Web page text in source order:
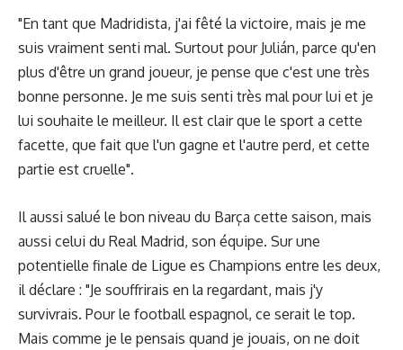
"En tant que Madridista, j'ai fêté la victoire, mais je me
suis vraiment senti mal. Surtout pour Julián, parce qu'en
plus d'être un grand joueur, je pense que c'est une très
bonne personne. Je me suis senti très mal pour lui et je
lui souhaite le meilleur. Il est clair que le sport a cette
facette, que fait que l'un gagne et l'autre perd, et cette
partie est cruelle".
Il aussi salué le bon niveau du Barça cette saison, mais
aussi celui du Real Madrid, son équipe. Sur une
potentielle finale de Ligue es Champions entre les deux,
il déclare : "Je souffrirais en la regardant, mais j'y
survivrais. Pour le football espagnol, ce serait le top.
Mais comme je le pensais quand je jouais, on ne doit